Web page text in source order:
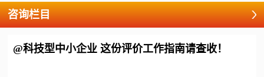
咨询栏目
@科技型中小企业 这份评价工作指南请查收！